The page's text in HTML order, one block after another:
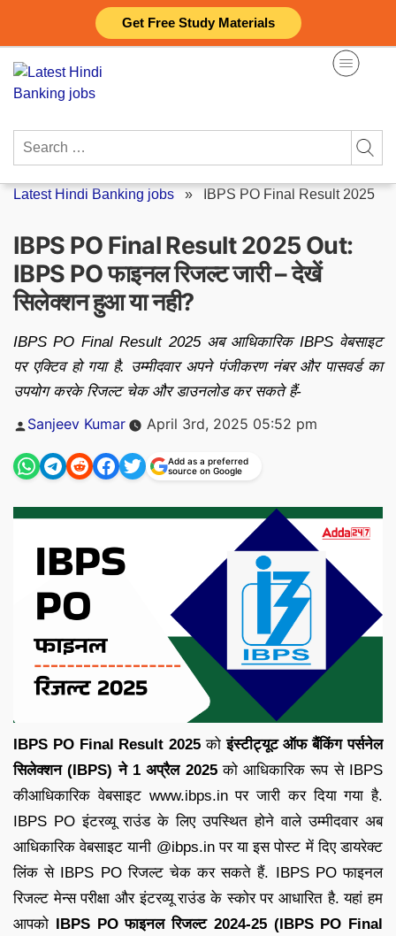
Get Free Study Materials
content
Search
Latest Hindi Banking jobs » IBPS PO Final Result 2025
IBPS PO Final Result 2025 Out:
IBPS PO फाइनल रिजल्ट जारी – देखें
सिलेक्शन हुआ या नही?
IBPS PO Final Result 2025 अब आधिकारिक IBPS वेबसाइट
पर एक्टिव हो गया है. उम्मीदवार अपने पंजीकरण नंबर और पासवर्ड का
उपयोग करके रिजल्ट चेक और डाउनलोड कर सकते हैं-
Posted
Sanjeev Kumar April 3rd, 2025 05:52 pm
Add as a preferred
source on Google
IBPS PO Final Result 2025 कोइंस्टीट्यूट ऑफ बैंकिंग पर्सनेल
सिलेक्शन (IBPS) ने 1 अप्रैल 2025को आधिकारिक रूप से IBPS
कीआधिकारिक वेबसाइट www.ibps.in पर जारी कर दिया गया है.
IBPS PO इंटरव्यू राउंड के लिए उपस्थित होने वाले उम्मीदवार अब
आधिकारिक वेबसाइट यानी @ibps.in पर या इस पोस्ट में दिए डायरेक्ट
लिंक से IBPS PO रिजल्ट चेक कर सकते हैं. IBPS PO फाइनल
रिजल्ट मेन्स परीक्षा और इंटरव्यू राउंड के स्कोर पर आधारित है. यहां हम
आपको IBPS PO फाइनल रिजल्ट 2024-25 (IBPS PO Final